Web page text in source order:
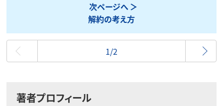
次ページへ
解約の考え方
最初
1/2
著者プロフィール